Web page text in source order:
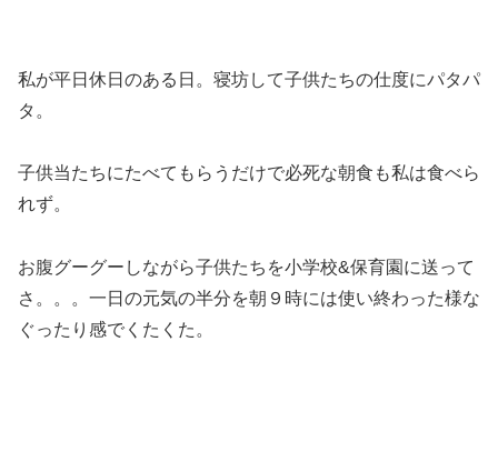
私が平日休日のある日。寝坊して子供たちの仕度にパタパ
タ。
子供当たちにたべてもらうだけで必死な朝食も私は食べら
れず。
お腹グーグーしながら子供たちを小学校&保育園に送って
さ。。。一日の元気の半分を朝９時には使い終わった様な
ぐったり感でくたくた。